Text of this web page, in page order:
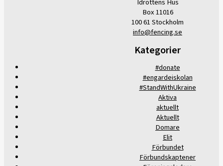
Box 11016
100 61 Stockholm
info@fencing.se
Kategorier
#donate
#engardeiskolan
#StandWithUkraine
Aktiva
aktuellt
Aktuellt
Domare
Elit
Förbundet
Förbundskaptener